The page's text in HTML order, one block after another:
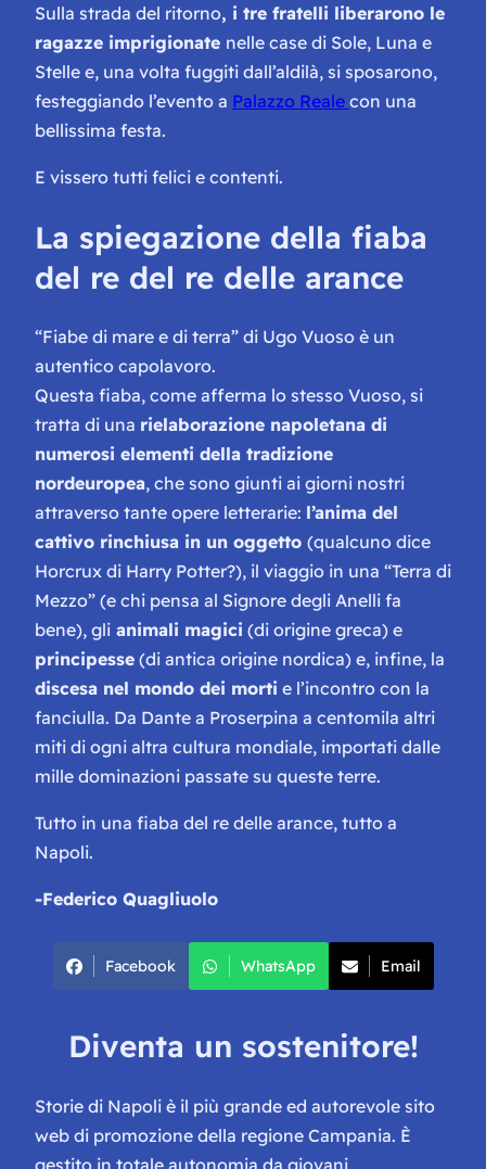
Sulla strada del ritorno, i tre fratelli liberarono le
ragazze imprigionate nelle case di Sole, Luna e
Stelle e, una volta fuggiti dall’aldilà, si sposarono,
festeggiando l’evento a Palazzo Reale con una
bellissima festa.
E vissero tutti felici e contenti.
La spiegazione della fiaba
del re del re delle arance
“Fiabe di mare e di terra” di Ugo Vuoso è un
autentico capolavoro.
Questa fiaba, come afferma lo stesso Vuoso, si
tratta di una rielaborazione napoletana di
numerosi elementi della tradizione
nordeuropea, che sono giunti ai giorni nostri
attraverso tante opere letterarie: l’anima del
cattivo rinchiusa in un oggetto (qualcuno dice
Horcrux di Harry Potter?), il viaggio in una “Terra di
Mezzo” (e chi pensa al Signore degli Anelli fa
bene), gli animali magici (di origine greca) e
principesse (di antica origine nordica) e, infine, la
discesa nel mondo dei morti e l’incontro con la
fanciulla. Da Dante a Proserpina a centomila altri
miti di ogni altra cultura mondiale, importati dalle
mille dominazioni passate su queste terre.
Tutto in una fiaba del re delle arance, tutto a
Napoli.
-Federico Quagliuolo
Facebook WhatsApp Email
Diventa un sostenitore!
Storie di Napoli è il più grande ed autorevole sito
web di promozione della regione Campania. È
gestito in totale autonomia da giovani